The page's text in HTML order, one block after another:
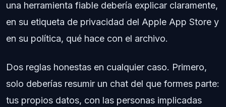
una herramienta fiable debería explicar claramente,
en su etiqueta de privacidad del Apple App Store y
en su política, qué hace con el archivo.
Dos reglas honestas en cualquier caso. Primero,
solo deberías resumir un chat del que formes parte:
tus propios datos, con las personas implicadas